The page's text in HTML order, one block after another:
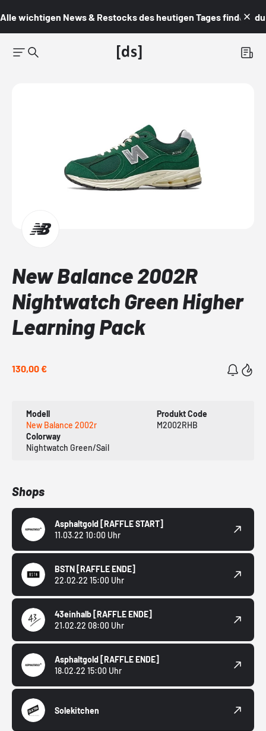
Alle wichtigen News & Restocks des heutigen Tages findest du
New Balance 2002R
Nightwatch Green Higher
Learning Pack
130,00 €
Modell
New Balance 2002r
Produkt Code
M2002RHB
Colorway
Nightwatch Green/Sail
Shops
Asphaltgold [RAFFLE START]
11.03.22 10:00 Uhr
BSTN [RAFFLE ENDE]
22.02.22 15:00 Uhr
43einhalb [RAFFLE ENDE]
21.02.22 08:00 Uhr
Asphaltgold [RAFFLE ENDE]
18.02.22 15:00 Uhr
Solekitchen